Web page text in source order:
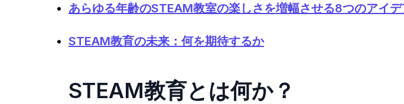
あらゆる年齢のSTEAM教室の楽しさを増幅させる8つのアイ
STEAM教育の未来：何を期待するか
STEAM教育とは何か？